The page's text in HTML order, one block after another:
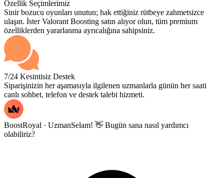
Özellik Seçimlerimiz
Sinir bozucu oyunları unutun; hak ettiğiniz rütbeye zahmetsizce
ulaşın. İster Valorant Boosting satın alıyor olun, tüm premium
özelliklerden yararlanma ayrıcalığına sahipsiniz.
7/24 Kesintisiz Destek
Siparişinizin her aşamasıyla ilgilenen uzmanlarla günün her saati
canlı sohbet, telefon ve destek talebi hizmeti.
BoostRoyal · UzmanSelam! 👋 Bugün sana nasıl yardımcı
olabiliriz?